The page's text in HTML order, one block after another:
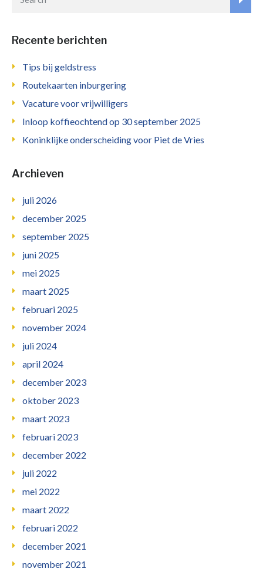
Recente berichten
Tips bij geldstress
Routekaarten inburgering
Vacature voor vrijwilligers
Inloop koffieochtend op 30 september 2025
Koninklijke onderscheiding voor Piet de Vries
Archieven
juli 2026
december 2025
september 2025
juni 2025
mei 2025
maart 2025
februari 2025
november 2024
juli 2024
april 2024
december 2023
oktober 2023
maart 2023
februari 2023
december 2022
juli 2022
mei 2022
maart 2022
februari 2022
december 2021
november 2021